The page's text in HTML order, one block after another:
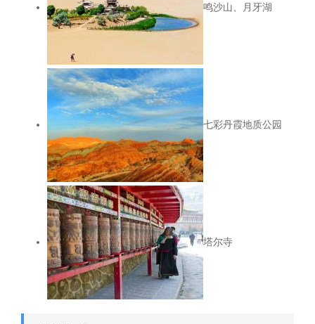
鸣沙山、月牙湖
七彩丹霞地质公园
塔尔寺